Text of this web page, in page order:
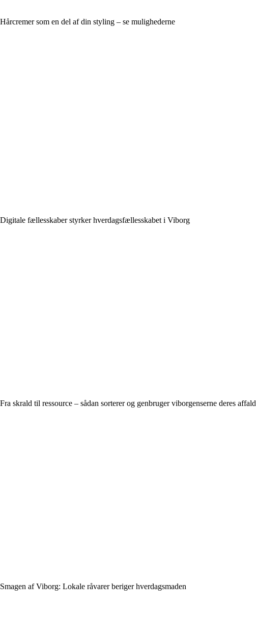
Hårcremer som en del af din styling – se mulighederne
Digitale fællesskaber styrker hverdagsfællesskabet i Viborg
Fra skrald til ressource – sådan sorterer og genbruger viborgenserne deres affald
Smagen af Viborg: Lokale råvarer beriger hverdagsmaden